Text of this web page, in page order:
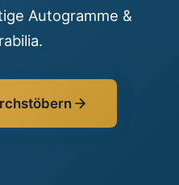
Autogramme &